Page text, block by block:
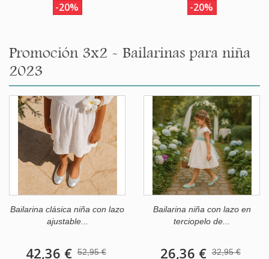
-20% -20%
Promoción 3x2 - Bailarinas para niña
2023
Bailarina clásica niña con lazo
ajustable...
42,36 € 52,95 €
Bailarina niña con lazo en
terciopelo de...
26,36 € 32,95 €